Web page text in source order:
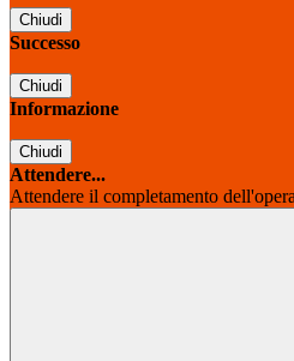
Chiudi
Successo
Chiudi
Informazione
Chiudi
Attendere...
Attendere il completamento